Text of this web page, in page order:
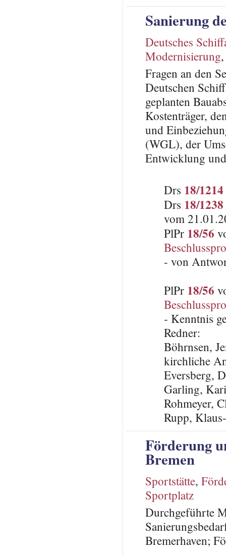
Sanierung
Deutsches
Modernisierung
Fragen an den
Deutschen
geplanten
Kostenträger,
und
(WGL), der
Entwicklung
Drs 18/1214
Drs 18/1238
vom
PlPr 18/56
- von
PlPr 18/56
- Kenntnis
Redner:
Böhrnsen,
kirchliche
Eversberg,
Garling,
Rohmeyer,
Rupp,
Förderung
Bremen
Sportstätte,
Sportplatz
Durchgeführte
Bremerhaven;